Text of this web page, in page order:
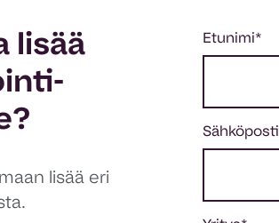
lisää
lisää eri
Etunimi*
Sähköposti